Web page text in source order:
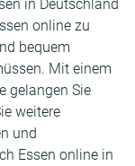
in Deutschland
online zu
bequem
Mit einem
gelangen Sie
weitere
und
Essen online in